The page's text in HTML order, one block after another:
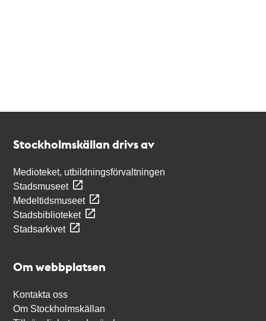
Stockholmskällan drivs av
Medioteket, utbildningsförvaltningen
Stadsmuseet
Medeltidsmuseet
Stadsbiblioteket
Stadsarkivet
Om webbplatsen
Kontakta oss
Om Stockholmskällan